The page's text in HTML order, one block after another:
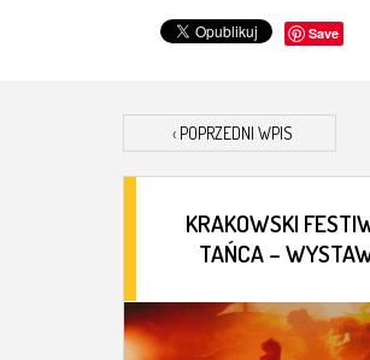
Save
‹ POPRZEDNI WPIS
KRAKOWSKI
TAŃCA –
SCHUBERT